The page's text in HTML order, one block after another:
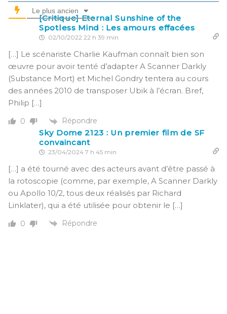
Le plus ancien
[Critique] Eternal Sunshine of the
Spotless Mind : Les amours effacées
02/10/2022 22 h 39 min
[…] Le scénariste Charlie Kaufman connaît bien son
œuvre pour avoir tenté d’adapter A Scanner Darkly
(Substance Mort) et Michel Gondry tentera au cours
des années 2010 de transposer Ubik à l’écran. Bref,
Philip […]
0 Répondre
Sky Dome 2123 : Un premier film de SF
convaincant
23/04/2024 7 h 45 min
[…] a été tourné avec des acteurs avant d’être passé à
la rotoscopie (comme, par exemple, A Scanner Darkly
ou Apollo 10/2, tous deux réalisés par Richard
Linklater), qui a été utilisée pour obtenir le […]
0 Répondre